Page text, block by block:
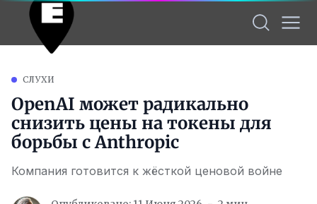
СЛУХИ
OpenAI может радикально
снизить цены на токены для
борьбы с Anthropic
Компания готовится к жёсткой ценовой войне